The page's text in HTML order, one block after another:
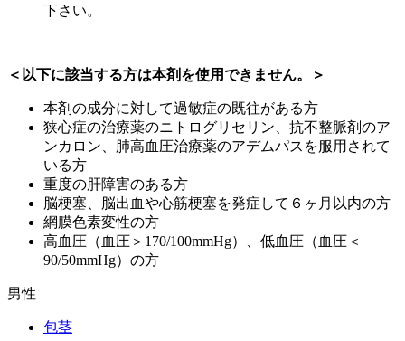
下さい。
＜以下に該当する方は本剤を使用できません。＞
本剤の成分に対して過敏症の既往がある方
狭心症の治療薬のニトログリセリン、抗不整脈剤のア
ンカロン、肺高血圧治療薬のアデムパスを服用されて
いる方
重度の肝障害のある方
脳梗塞、脳出血や心筋梗塞を発症して６ヶ月以内の方
網膜色素変性の方
高血圧（血圧＞170/100mmHg）、低血圧（血圧＜
90/50mmHg）の方
男性
包茎